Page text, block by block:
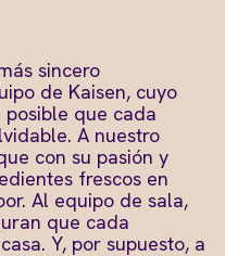
sincero
de Kaisen, cuyo
que cada
A nuestro
con su pasión y
frescos en
Al equipo de sala,
que cada
Y, por supuesto, a